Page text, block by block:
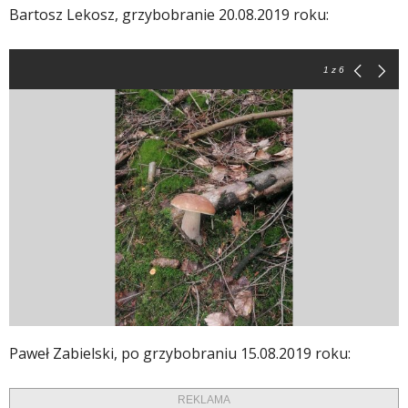
Bartosz Lekosz, grzybobranie 20.08.2019 roku:
1 z 6
Paweł Zabielski, po grzybobraniu 15.08.2019 roku:
REKLAMA